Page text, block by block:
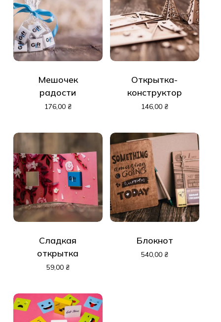
Мешочек
радости
176,00 ₴
Открытка-
конструктор
146,00 ₴
Сладкая
открытка
59,00 ₴
Блокнот
540,00 ₴